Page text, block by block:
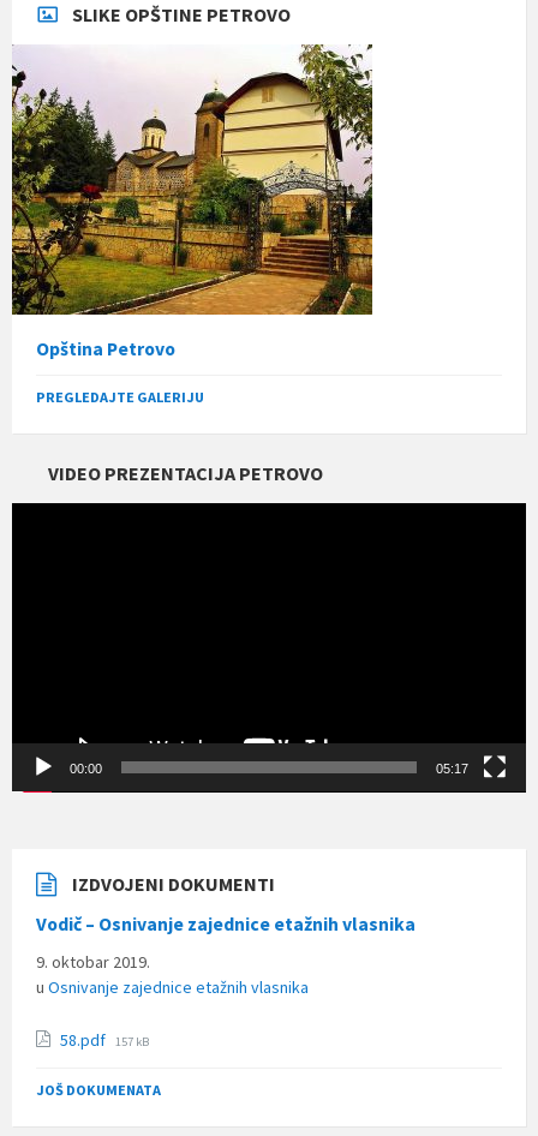
SLIKE OPŠTINE PETROVO
Opština Petrovo
PREGLEDAJTE GALERIJU
VIDEO PREZENTACIJA PETROVO
00:00 05:17
IZDVOJENI DOKUMENTI
Vodič – Osnivanje zajednice etažnih vlasnika
9. oktobar 2019.
u Osnivanje zajednice etažnih vlasnika
58.pdf File
157 kB
JOŠ DOKUMENATA